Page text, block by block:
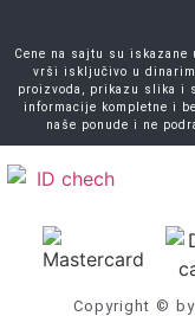
Cene na sajtu su iskazane
vrši isključivo u
proizvoda, prikazu slika i
informacije kompletne i
naše ponude i ne
Copyright ©